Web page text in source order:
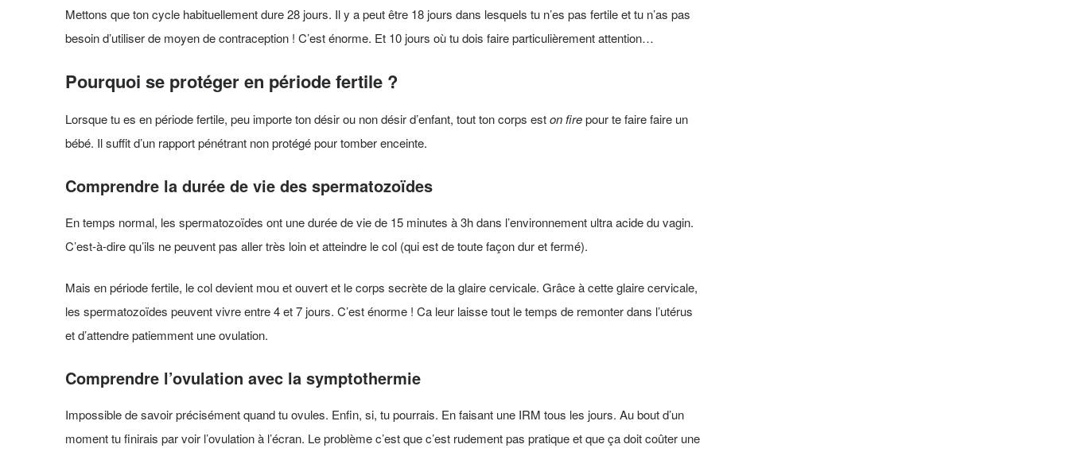
Mettons que ton cycle habituellement dure 28 jours. Il y a peut être 18 jours dans lesquels tu n’es pas fertile et tu n’as pas
besoin d’utiliser de moyen de contraception ! C’est énorme. Et 10 jours où tu dois faire particulièrement attention…
Pourquoi se protéger en période fertile ?
Lorsque tu es en période fertile, peu importe ton désir ou non désir d’enfant, tout ton corps eston firepour te faire faire un
bébé. Il suffit d’un rapport pénétrant non protégé pour tomber enceinte.
Comprendre la durée de vie des spermatozoïdes
En temps normal, les spermatozoïdes ont une durée de vie de 15 minutes à 3h dans l’environnement ultra acide du vagin.
C’est-à-dire qu’ils ne peuvent pas aller très loin et atteindre le col (qui est de toute façon dur et fermé).
Mais en période fertile, le col devient mou et ouvert et le corps secrète de la glaire cervicale. Grâce à cette glaire cervicale,
les spermatozoïdes peuvent vivre entre 4 et 7 jours. C’est énorme ! Ca leur laisse tout le temps de remonter dans l’utérus
et d’attendre patiemment une ovulation.
Comprendre l’ovulation avec la symptothermie
Impossible de savoir précisément quand tu ovules. Enfin, si, tu pourrais. En faisant une IRM tous les jours. Au bout d’un
moment tu finirais par voir l’ovulation à l’écran. Le problème c’est que c’est rudement pas pratique et que ça doit coûter une